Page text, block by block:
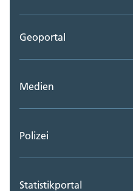
Geoportal
Medien
Polizei
Statistikportal